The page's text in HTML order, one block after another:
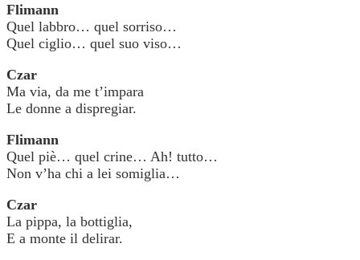
Flimann
Quel labbro… quel sorriso…
Quel ciglio… quel suo viso…
Czar
Ma via, da me t’impara
Le donne a dispregiar.
Flimann
Quel piè… quel crine… Ah! tutto…
Non v’ha chi a lei somiglia…
Czar
La pippa, la bottiglia,
E a monte il delirar.